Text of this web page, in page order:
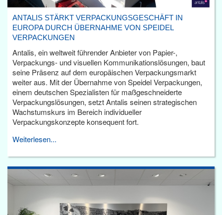
ANTALIS STÄRKT VERPACKUNGSGESCHÄFT IN
EUROPA DURCH ÜBERNAHME VON SPEIDEL
VERPACKUNGEN
Antalis, ein weltweit führender Anbieter von Papier-,
Verpackungs- und visuellen Kommunikationslösungen, baut
seine Präsenz auf dem europäischen Verpackungsmarkt
weiter aus. Mit der Übernahme von Speidel Verpackungen,
einem deutschen Spezialisten für maßgeschneiderte
Verpackungslösungen, setzt Antalis seinen strategischen
Wachstumskurs im Bereich individueller
Verpackungskonzepte konsequent fort.
Weiterlesen...